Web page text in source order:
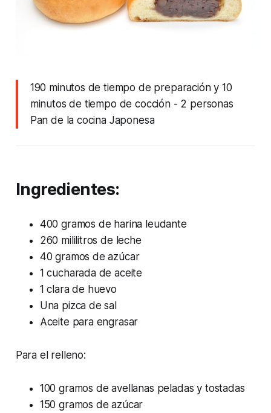
190 minutos de tiempo de preparación y 10
minutos de tiempo de cocción- 2 personas
Pan de la cocina Japonesa
Ingredientes:
400 gramos de harina leudante
260 mililitros de leche
40 gramos de azúcar
1 cucharada de aceite
1 clara de huevo
Una pizca de sal
Aceite para engrasar
Para el relleno:
100 gramos de avellanas peladas y tostadas
150 gramos de azúcar